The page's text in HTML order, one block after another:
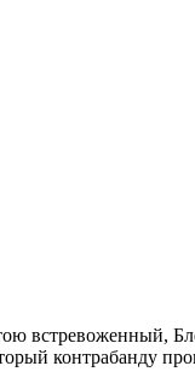
встревоженный,
контрабанду